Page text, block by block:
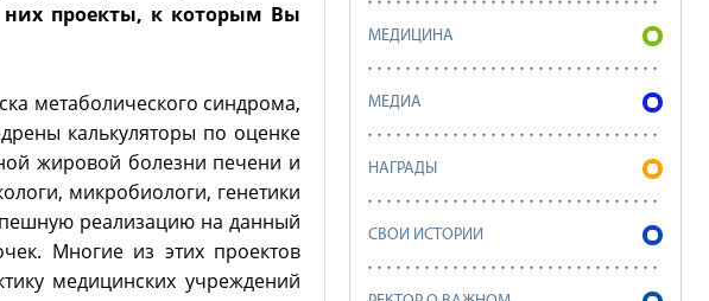
них проекты, к которым Вы
метаболического синдрома,
калькуляторы по оценке
жировой болезни печени и
микробиологи, генетики
реализацию на данный
Многие из этих проектов
медицинских учреждений
МЕДИЦИНА
МЕДИА
НАГРАДЫ
СВОИ ИСТОРИИ